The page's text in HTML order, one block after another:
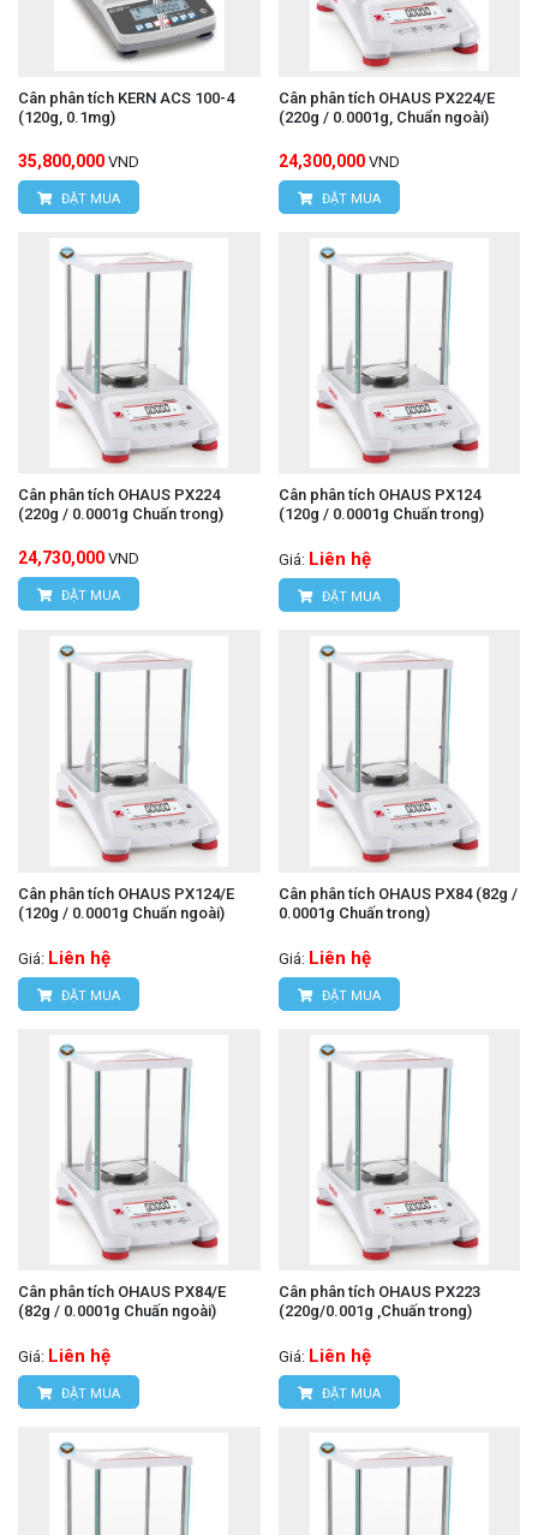
Cân phân tích KERN ACS 100-4
(120g, 0.1mg)
35,800,000 VND
ĐẶT MUA
Cân phân tích OHAUS PX224/E
(220g / 0.0001g, Chuẩn ngoài)
24,300,000 VND
ĐẶT MUA
Cân phân tích OHAUS PX224
(220g / 0.0001g Chuấn trong)
24,730,000 VND
ĐẶT MUA
Cân phân tích OHAUS PX124
(120g / 0.0001g Chuấn trong)
Giá: Liên hệ
ĐẶT MUA
Cân phân tích OHAUS PX124/E
(120g / 0.0001g Chuấn ngoài)
Giá: Liên hệ
ĐẶT MUA
Cân phân tích OHAUS PX84 (82g /
0.0001g Chuấn trong)
Giá: Liên hệ
ĐẶT MUA
Cân phân tích OHAUS PX84/E
(82g / 0.0001g Chuấn ngoài)
Giá: Liên hệ
ĐẶT MUA
Cân phân tích OHAUS PX223
(220g/0.001g ,Chuấn trong)
Giá: Liên hệ
ĐẶT MUA